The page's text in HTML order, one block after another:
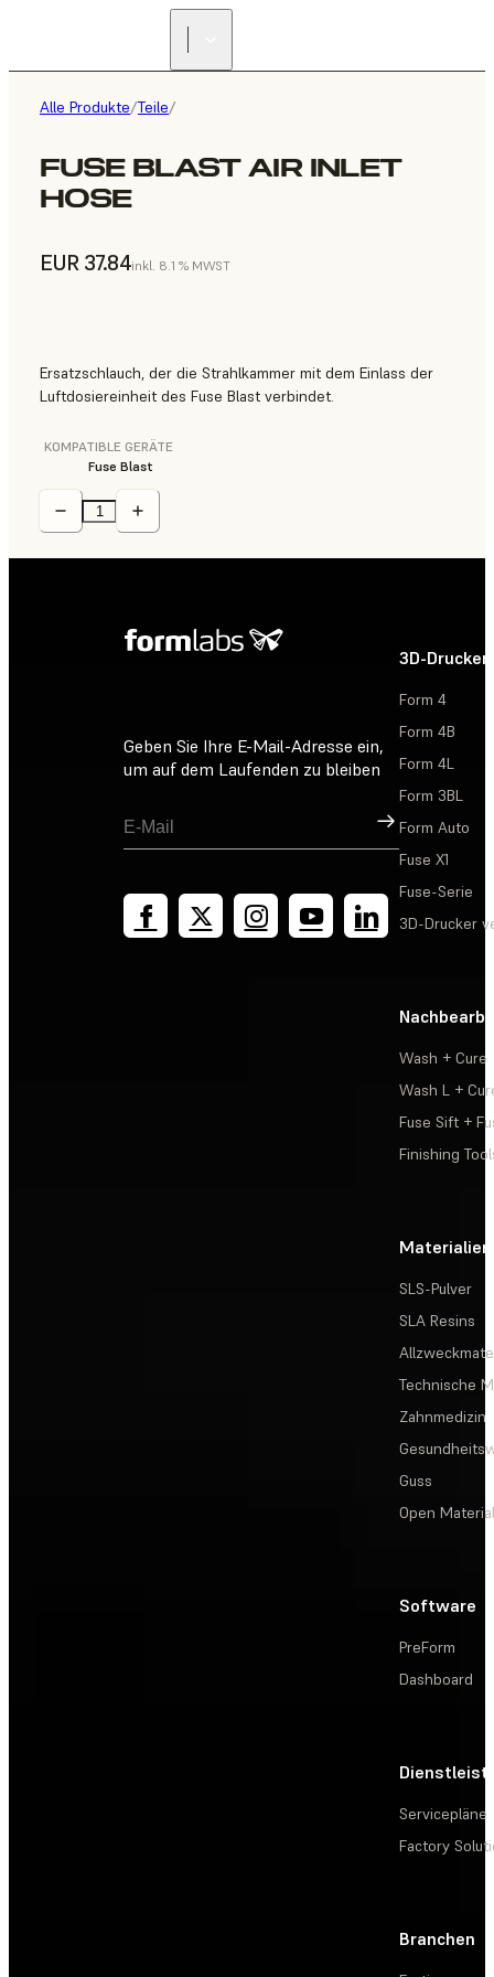
Alle Produkte/Teile/
FUSE BLAST AIR INLET
HOSE
EUR 37.84inkl. 8.1 % MWST
Ersatzschlauch, der die Strahlkammer mit dem Einlass der
Luftdosiereinheit des Fuse Blast verbindet.
KOMPATIBLE GERÄTE
Fuse Blast
Geben Sie Ihre E-Mail-Adresse ein,
um auf dem Laufenden zu bleiben
Registrieren
3D-Drucker
Form 4
Form 4B
Form 4L
Form 3BL
Form Auto
Fuse X1
Fuse-Serie
3D-Drucker
Wash + Cure
Wash L +
Fuse Sift +
Finishing
Materialien
SLS-Pulver
SLA Resins
Technische
Zahnmedizin
Guss
Open
Software
PreForm
Dashboard
Servicepläne
Factory
Branchen